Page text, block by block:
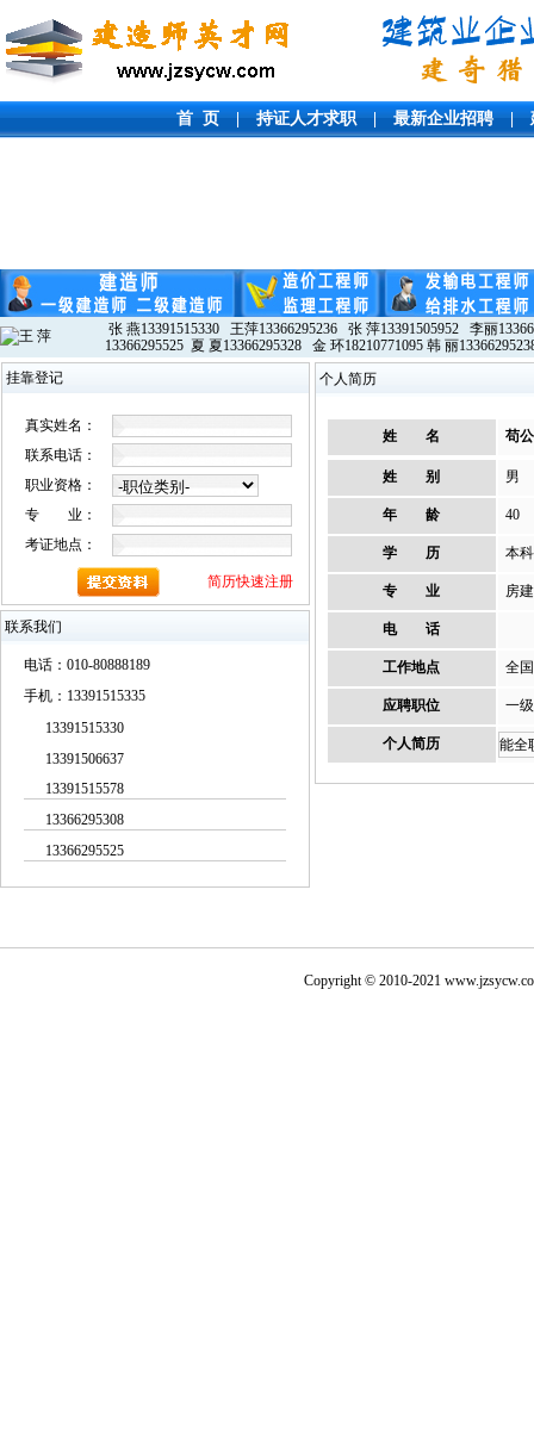
首 页|持证人才求职|最新企业招聘|
张 燕13391515330 王萍13366295236 张 萍13391505952 李丽
13366295525 夏 夏13366295328 金 环18210771095 韩 丽
挂靠登记
真实姓名：
联系电话：
职业资格：
专 业：
考证地点：
简历快速注册
联系我们
电话：010-80888189
手机：13391515335
13391515330
13391506637
13391515578
13366295308
13366295525
个人简历
姓 名 苟公
姓 别 男
年 龄 40
学 历 本科
专 业 房
电 话
工作地点 全国
应聘职位 一
个人简历 能全
Copyright © 2010-2021